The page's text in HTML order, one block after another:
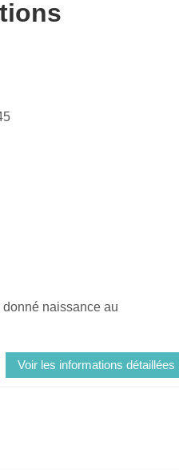
naissance au
Voir les informations détaillées